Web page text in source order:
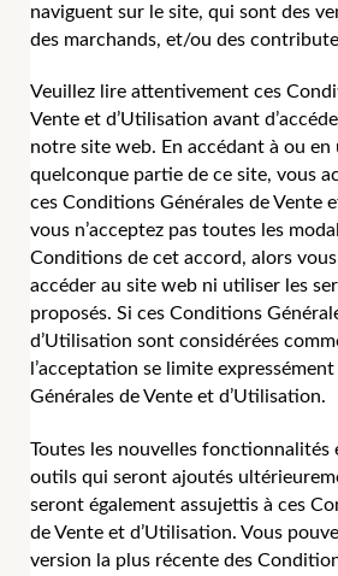
naviguent sur le site, qui sont des
des marchands, et/ou des
Veuillez lire attentivement ces
Vente et d’Utilisation avant
notre site web. En accédant à ou
quelconque partie de ce site, vous
ces Conditions Générales de Vente
vous n’acceptez pas toutes les
Conditions de cet accord, alors vous
accéder au site web ni utiliser les
proposés. Si ces Conditions
d’Utilisation sont considérées
l’acceptation se limite
Générales de Vente et d’Utilisation.
Toutes les nouvelles fonctionnalités
outils qui seront ajoutés
seront également assujettis à ces
de Vente et d’Utilisation. Vous
version la plus récente des